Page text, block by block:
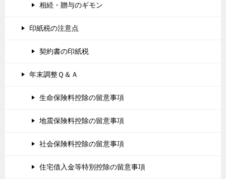
相続・贈与のギモン
印紙税の注意点
契約書の印紙税
年末調整Ｑ＆Ａ
生命保険料控除の留意事項
地震保険料控除の留意事項
社会保険料控除の留意事項
住宅借入金等特別控除の留意事項